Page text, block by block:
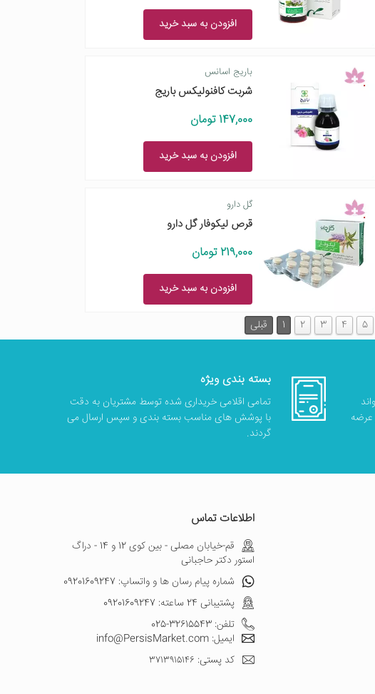
افزودن به سبد خرید
باریج اسانس
شربت کافنولیکس باریج
147,000 تومان
افزودن به سبد خرید
گل دارو
قرص لیکوفار گل دارو
219,000 تومان
افزودن به سبد خرید
قبلی 1 2 3 4 5
عرضه
بسته بندی ویژه
تمامی اقلامی خریداری شده توسط مشتریان به دقت
با پوشش های مناسب بسته بندی و سپس ارسال می
گردند.
اطلاعات تماس
قم-خیابان مصلی - بین کوی 12 و 14 - دراگ
استور دکتر حاجبانی
شماره پیام رسان ها و واتساپ: 09201609247
پشتیبانی 24 ساعته: 09201609247
تلفن: 32615543-025
ایمیل: info@PersisMarket.com
کد پستی: ۳۷۱۳۹۱۵۱۴۶